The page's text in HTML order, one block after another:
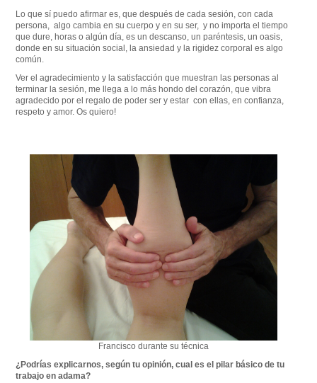
Lo que sí puedo afirmar es, que después de cada sesión, con cada
persona, algo cambia en su cuerpo y en su ser, y no importa el tiempo
que dure, horas o algún día, es un descanso, un paréntesis, un oasis,
donde en su situación social, la ansiedad y la rigidez corporal es algo
común.
Ver el agradecimiento y la satisfacción que muestran las personas al
terminar la sesión, me llega a lo más hondo del corazón, que vibra
agradecido por el regalo de poder ser y estar con ellas, en confianza,
respeto y amor. Os quiero!
Francisco durante su técnica
¿Podrías explicarnos, según tu opinión, cual es el pilar básico de tu
trabajo en adama?